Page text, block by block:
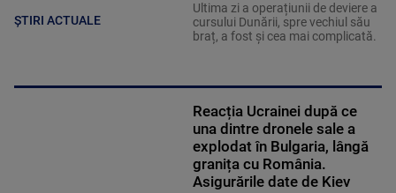
ȘTIRI ACTUALE
Ultima zi a operațiunii de deviere a
cursului Dunării, spre vechiul său
braț, a fost și cea mai complicată.
Reacția Ucrainei după ce
una dintre dronele sale a
explodat în Bulgaria, lângă
granița cu România.
Asigurările date de Kiev